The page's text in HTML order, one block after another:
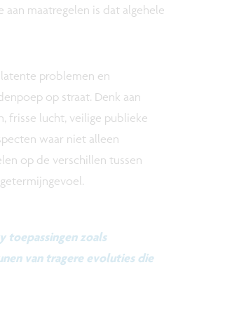
aan maatregelen is dat algehele
problemen en
op straat. Denk aan
frisse lucht, veilige publieke
waar niet alleen
op de verschillen tussen
toepassingen zoals
van tragere evoluties die